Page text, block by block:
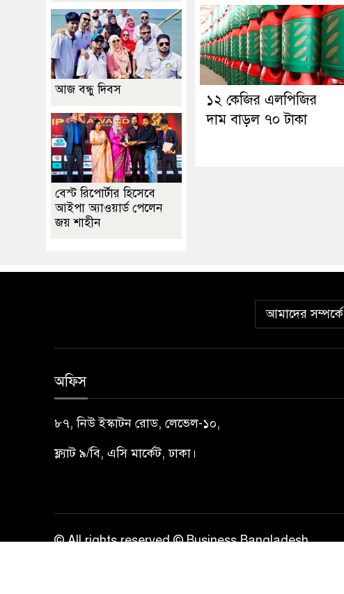
১২ কেজির এলপিজির
দাম বাড়ল ৭০ টাকা
আজ বন্ধু দিবস
বেস্ট রিপোর্টার হিসেবে
আইপা অ্যাওয়ার্ড পেলেন
জয় শাহীন
আমাদের সম্পর্কে
অফিস
৮৭, নিউ ইস্কাটন রোড, লেভেল-১০,
ফ্ল্যাট ৯/বি, এসি মার্কেট, ঢাকা।
© All rights reserved © Business Bangladesh